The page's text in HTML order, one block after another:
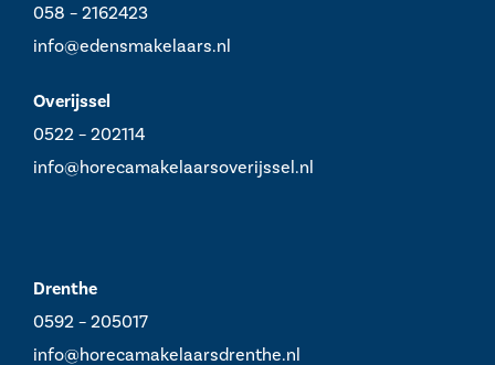
058 – 2162423
info@edensmakelaars.nl
Overijssel
0522 – 202114
info@horecamakelaarsoverijssel.nl
Drenthe
0592 – 205017
info@horecamakelaarsdrenthe.nl